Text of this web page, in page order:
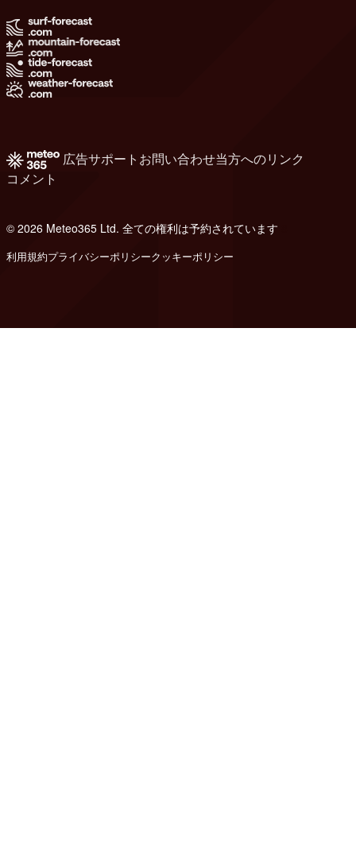
広告サポート お問い合わせ当方へのリンク
コメント
© 2026 Meteo365 Ltd. 全ての権利は予約されています
利用規約プライバシーポリシークッキーポリシー